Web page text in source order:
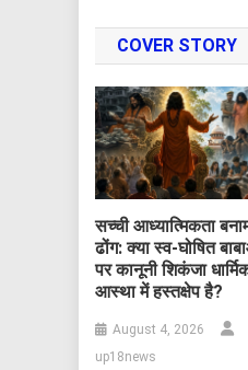
COVER STORY
सच्ची आध्यात्मिकता
ढोंग: क्या स्व-घोषित
पर कानूनी शिकंजा
आस्था में हस्तक्षेप है?
August 4, 2026
up18news